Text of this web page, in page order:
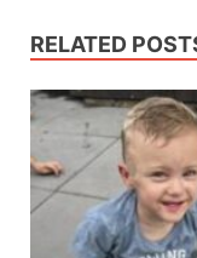
RELATED